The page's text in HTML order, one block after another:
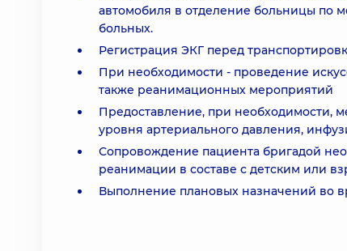
автомобиля в отделение больницы по
больных.
Регистрация ЭКГ перед
При необходимости - проведение
также реанимационных мероприятий
Предоставление, при необходимости,
уровня артериального давления,
Сопровождение пациента бригадой
реанимации в составе с детским или
Выполнение плановых назначений во